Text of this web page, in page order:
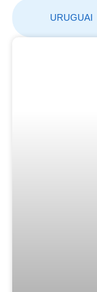
URUGUAI